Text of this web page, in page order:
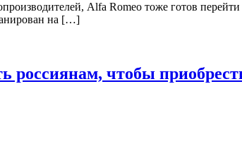
Alfa Romeo тоже готов
на […]
россиянам, чтобы